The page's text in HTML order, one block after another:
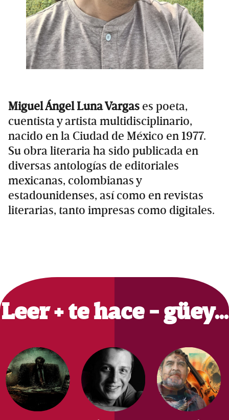
Miguel Ángel Luna Vargas es poeta,
cuentista y artista multidisciplinario,
nacido en la Ciudad de México en 1977.
Su obra literaria ha sido publicada en
diversas antologías de editoriales
mexicanas, colombianas y
estadounidenses, así como en revistas
literarias, tanto impresas como digitales.
Primary
Sidebar
Leer + te hace - güey…